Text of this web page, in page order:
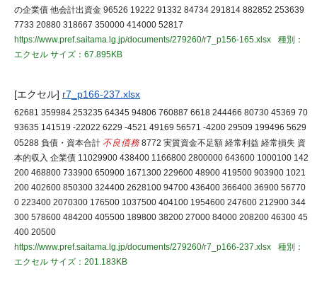
の企業債 他会計出資金 96526 19222 91332 84734 291814 882852 253639
7733 20880 318667 350000 414000 52817
https://www.pref.saitama.lg.jp/documents/279260/r7_p156-165.xlsx
種別：
エクセル サイズ：67.895KB
[エクセル] r7_p166-237.xlsx
62681 359984 253235 64345 94806 760887 6618 244466 80730 45369 70
93635 141519 -22022 6229 -4521 49169 56571 -4200 29509 199496 5629
05288 負債・資本合計 不良債務8772 実質資金不足額 経常利益 経常損失 資
本的収入 企業債 11029900 438400 1166800 2800000 643600 1000100 142
200 468800 733900 650900 1671300 229600 48900 419500 903900 1021
200 402600 850300 324400 2628100 94700 436400 366400 36900 56770
0 223400 2070300 176500 1037500 404100 1954600 247600 212900 344
300 578600 484200 405500 189800 38200 27000 84000 208200 46300 45
400 20500
https://www.pref.saitama.lg.jp/documents/279260/r7_p166-237.xlsx
種別：
エクセル サイズ：201.183KB